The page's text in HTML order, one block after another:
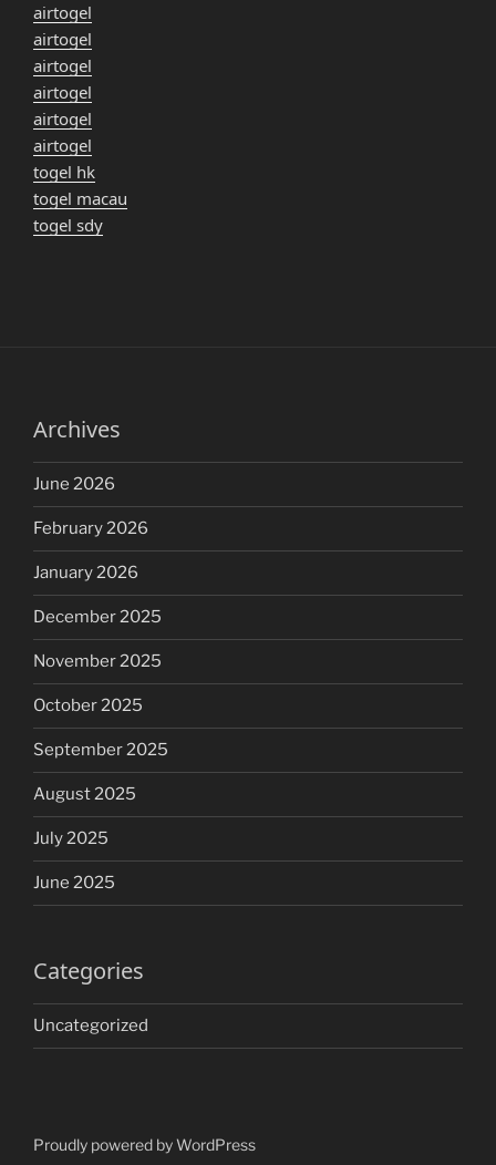
airtogel
airtogel
airtogel
airtogel
airtogel
airtogel
togel hk
togel macau
togel sdy
Archives
June 2026
February 2026
January 2026
December 2025
November 2025
October 2025
September 2025
August 2025
July 2025
June 2025
Categories
Uncategorized
Proudly powered by WordPress